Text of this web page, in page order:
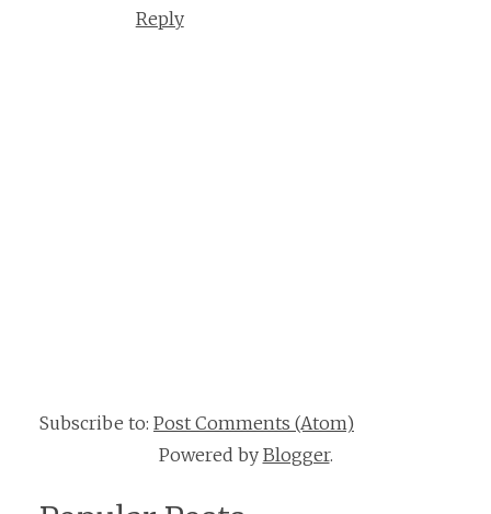
Reply
Subscribe to: Post Comments (Atom)
Powered by Blogger.